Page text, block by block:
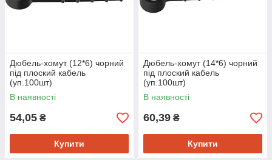
Дюбель-хомут (12*6) чорний
під плоский кабель
(уп.100шт)
В наявності
54,05 ₴
Купити
Дюбель-хомут (14*6) чорний
під плоский кабель
(уп.100шт)
В наявності
60,39 ₴
Купити